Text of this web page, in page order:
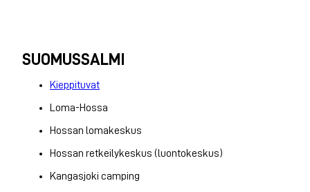
SUOMUSSALMI
Kieppituvat
Loma-Hossa
Hossan lomakeskus
Hossan retkeilykeskus (luontokeskus)
Kangasjoki camping